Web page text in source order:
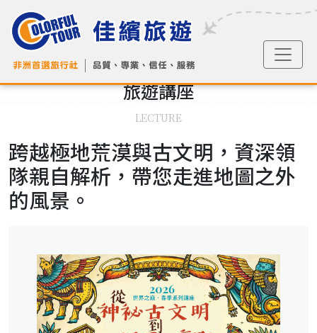
旅遊講座
LECTURE
跨越極地荒漠與古文明，資深領
隊親自解析，帶您走進地圖之外
的風景。